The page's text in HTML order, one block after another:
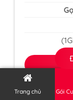
Trang chủ Gói